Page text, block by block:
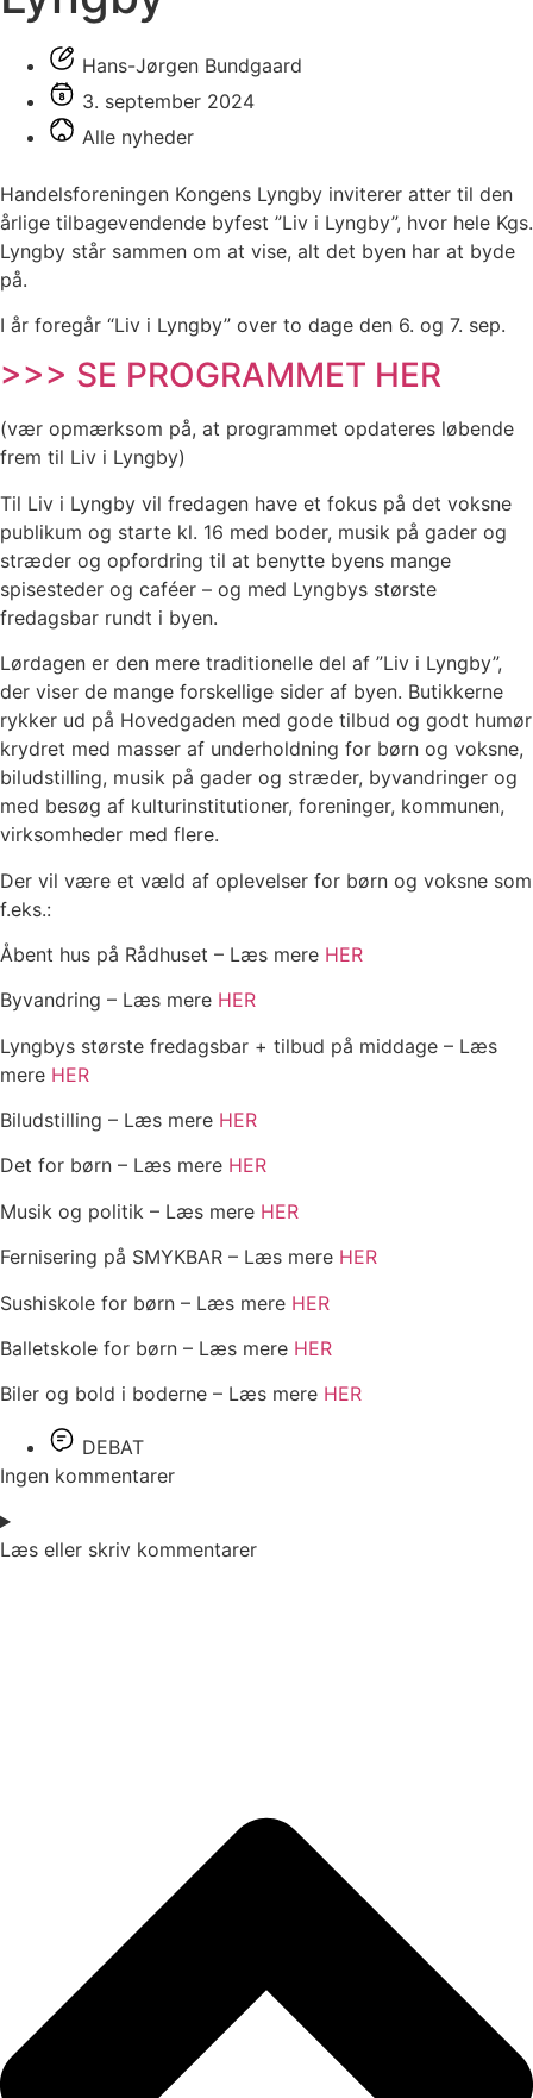
Hans-Jørgen Bundgaard
3. september 2024
Alle nyheder
Handelsforeningen Kongens Lyngby inviterer atter til den
årlige tilbagevendende byfest ”Liv i Lyngby”, hvor hele Kgs.
Lyngby står sammen om at vise, alt det byen har at byde
på.
I år foregår “Liv i Lyngby” over to dage den 6. og 7. sep.
>>> SE PROGRAMMET HER
(vær opmærksom på, at programmet opdateres løbende
frem til Liv i Lyngby)
Til Liv i Lyngby vil fredagen have et fokus på det voksne
publikum og starte kl. 16 med boder, musik på gader og
stræder og opfordring til at benytte byens mange
spisesteder og caféer – og med Lyngbys største
fredagsbar rundt i byen.
Lørdagen er den mere traditionelle del af ”Liv i Lyngby”,
der viser de mange forskellige sider af byen. Butikkerne
rykker ud på Hovedgaden med gode tilbud og godt humør
krydret med masser af underholdning for børn og voksne,
biludstilling, musik på gader og stræder, byvandringer og
med besøg af kulturinstitutioner, foreninger, kommunen,
virksomheder med flere.
Der vil være et væld af oplevelser for børn og voksne som
f.eks.:
Åbent hus på Rådhuset – Læs mere HER
Byvandring – Læs mere HER
Lyngbys største fredagsbar + tilbud på middage – Læs
mere HER
Biludstilling – Læs mere HER
Det for børn – Læs mere HER
Musik og politik – Læs mere HER
Fernisering på SMYKBAR – Læs mere HER
Sushiskole for børn – Læs mere HER
Balletskole for børn – Læs mere HER
Biler og bold i boderne – Læs mere HER
DEBAT
Ingen kommentarer
Læs eller skriv kommentarer